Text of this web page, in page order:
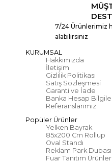
7/24 Ürünlerimiz
alabilirsiniz
KURUMSAL
Hakkımızda
İletişim
Gizlilik Politikası
Satış Sözleşmesi
Garanti ve İade
Banka Hesap
Referanslarımız
Popüler Ürünler
Yelken Bayrak
85x200 Cm Rollup
Oval Standı
Reklam Park Dubası
Fuar Tanıtım